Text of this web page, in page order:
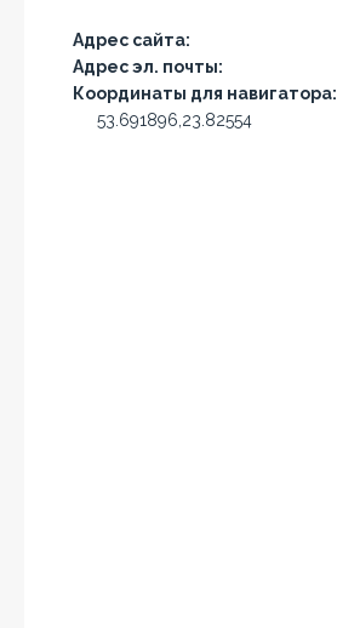
Адрес сайта:
Адрес эл. почты:
Координаты для навигатора:
53.691896,23.82554